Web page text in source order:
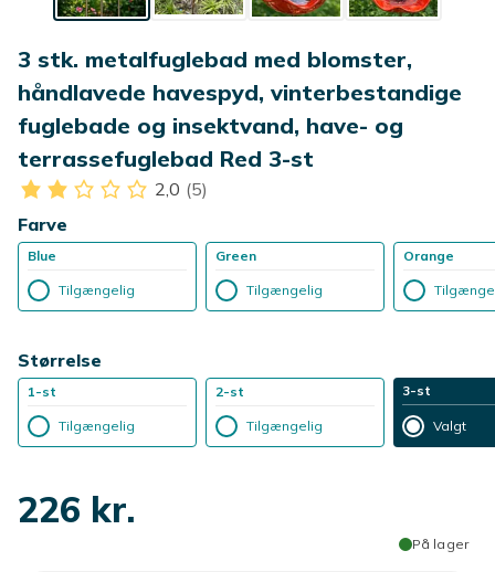
3 stk. metalfuglebad med blomster,
håndlavede havespyd, vinterbestandige
fuglebade og insektvand, have- og
terrassefuglebad Red 3-st
2,0 (5)
Farve
Blue
Tilgængelig
Green
Tilgængelig
Orange
Størrelse
1-st
Tilgængelig
2-st
Tilgængelig
3-st
Valgt
226 kr.
På lager